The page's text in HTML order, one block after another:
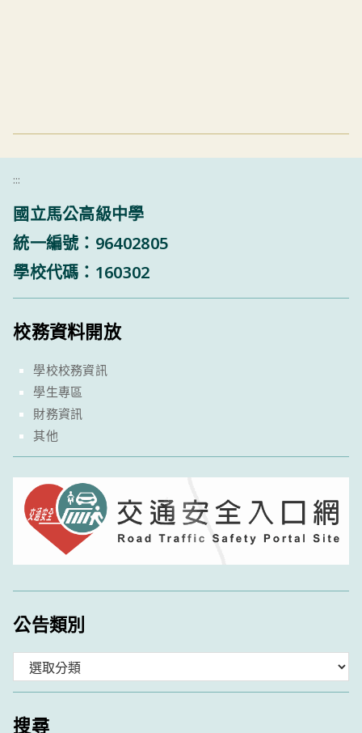
:::
國立馬公高級中學
統一編號：96402805
學校代碼：160302
校務資料開放
學校校務資訊
學生專區
財務資訊
其他
公告類別
類
搜尋